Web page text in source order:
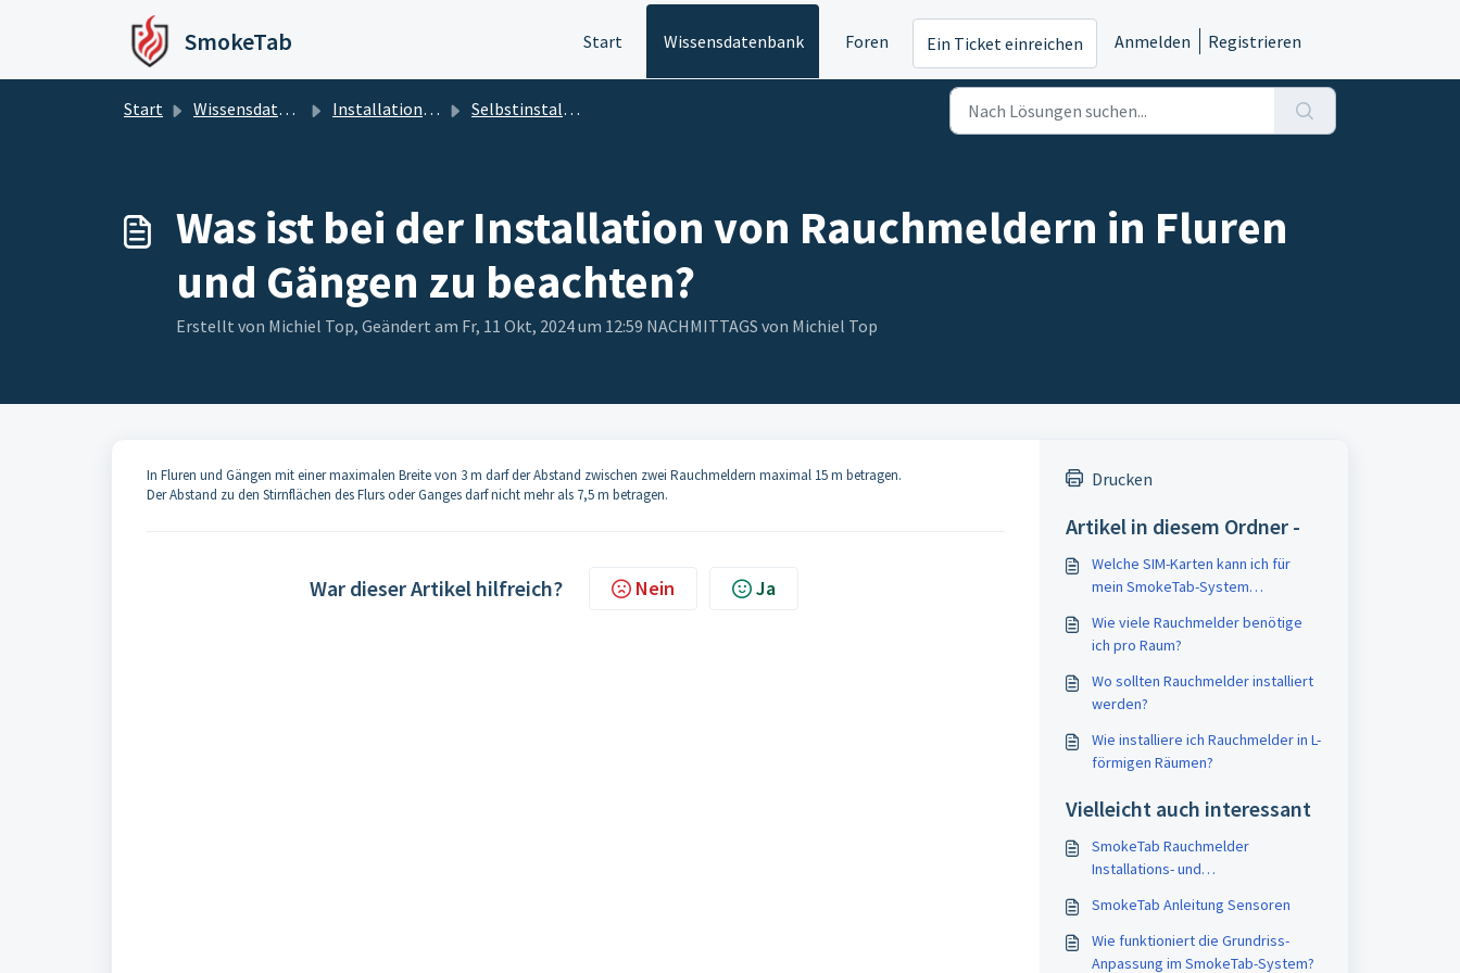
Zum hauptsächlichen Inhalt gehen
SmokeTab Start Wissensdatenbank Foren Ein Ticket einreichen Anmelden Registrieren
Start Wissensdatenbank Installation und Einrichtung Selbstinstallation
Was ist bei der Installation von Rauchmeldern in Fluren
und Gängen zu beachten?
Erstellt von Michiel Top, Geändert am Fr, 11 Okt, 2024 um 12:59 NACHMITTAGS von Michiel Top
In Fluren und Gängen mit einer maximalen Breite von 3 m darf der Abstand zwischen zwei Rauchmeldern maximal 15 m betragen.
Der Abstand zu den Stirnflächen des Flurs oder Ganges darf nicht mehr als 7,5 m betragen.
War dieser Artikel hilfreich? Nein Ja
Drucken
Artikel in diesem Ordner -
Welche SIM-Karten kann ich für
mein SmokeTab-System
Wie viele Rauchmelder benötige
ich pro Raum?
Wo sollten Rauchmelder installiert
werden?
Wie installiere ich Rauchmelder in L-
förmigen Räumen?
Vielleicht auch interessant
SmokeTab Rauchmelder
Installations- und
SmokeTab Anleitung Sensoren
Wie funktioniert die Grundriss-
Anpassung im SmokeTab-System?